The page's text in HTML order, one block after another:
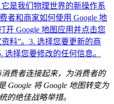
是我们物理世界的新操作系
者和商家如何使用 Google 地
开 Google 地图应用并点击您
料”。 3. 选择您要更新的商
选择您要修改的任何信息。
费者连接起来，为消费者的
Google 将 Google 地图转变为
的绝佳战略举措。